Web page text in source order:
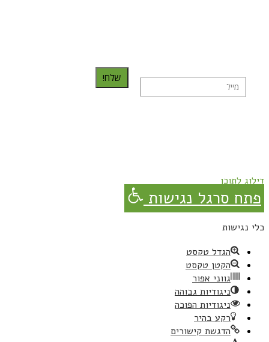
שלח!
דילוג לתוכן
פתח סרגל נגישות
כלי נגישות
הגדל טקסט
הקטן טקסט
גווני אפור
ניגודיות גבוהה
ניגודיות הפוכה
רקע בהיר
הדגשת קישורים